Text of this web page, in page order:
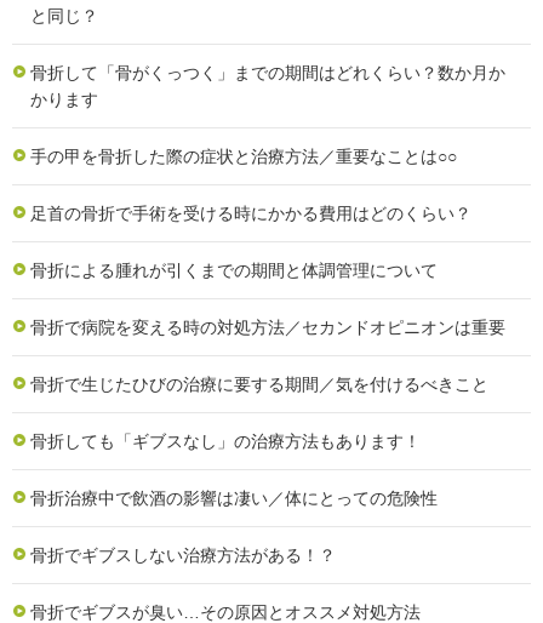
と同じ？
骨折して「骨がくっつく」までの期間はどれくらい？数か月か
かります
手の甲を骨折した際の症状と治療方法／重要なことは○○
足首の骨折で手術を受ける時にかかる費用はどのくらい？
骨折による腫れが引くまでの期間と体調管理について
骨折で病院を変える時の対処方法／セカンドオピニオンは重要
骨折で生じたひびの治療に要する期間／気を付けるべきこと
骨折しても「ギブスなし」の治療方法もあります！
骨折治療中で飲酒の影響は凄い／体にとっての危険性
骨折でギブスしない治療方法がある！？
骨折でギブスが臭い…その原因とオススメ対処方法